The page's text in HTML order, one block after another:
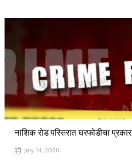
नाशिक रोड परिसरात घरफोडीचा
July 14, 2020